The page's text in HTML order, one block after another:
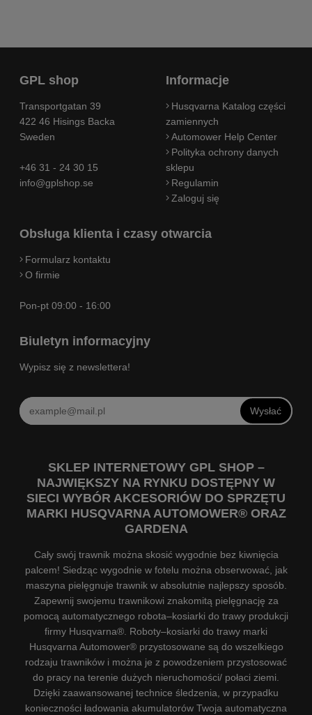
GPL shop
Transportgatan 39
422 46 Hisings Backa
Sweden
+46 31 - 24 30 15
info@gplshop.se
Informacje
Husqvarna Katalog części
zamiennych
Automower Help Center
Polityka ochrony danych
sklepu
Regulamin
Zaloguj się
Obsługa klienta i czasy otwarcia
Formularz kontaktu
O firmie
Pon-pt 09:00 - 16:00
Biuletyn informacyjny
Wypisz się z newslettera!
Wysłać
SKLEP INTERNETOWY GPL SHOP –
NAJWIĘKSZY NA RYNKU DOSTĘPNY W
SIECI WYBÓR AKCESORIÓW DO SPRZĘTU
MARKI HUSQVARNA AUTOMOWER® ORAZ
GARDENA
Cały swój trawnik można skosić wygodnie bez kiwnięcia
palcem! Siedząc wygodnie w fotelu można obserwować, jak
maszyna pielęgnuje trawnik w absolutnie najlepszy sposób.
Zapewnij swojemu trawnikowi znakomitą pielęgnację za
pomocą automatycznego robota–kosiarki do trawy produkcji
firmy Husqvarna®. Roboty–kosiarki do trawy marki
Husqvarna Automower® przystosowane są do wszelkiego
rodzaju trawników i można je z powodzeniem przystosować
do pracy na terenie dużych nieruchomości/ połaci ziemi.
Dzięki zaawansowanej technice śledzenia, w przypadku
konieczności ładowania akumulatorów Twoja automatyczna